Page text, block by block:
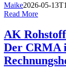
Maike2026-05-
Read More
AK
Der CRMA